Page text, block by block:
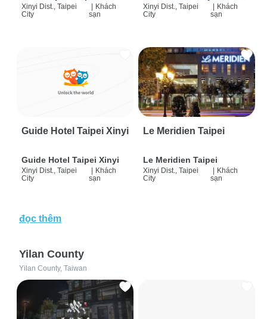
Xinyi Dist., Taipei
City
Khách
sạn
Xinyi Dist., Taipei
City
Khách
sạn
Guide Hotel Taipei Xinyi
Guide Hotel Taipei Xinyi
Xinyi Dist., Taipei
City
| Khách
sạn
Le Meridien Taipei
Le Meridien Taipei
Xinyi Dist., Taipei
City
| Khách
sạn
đọc thêm
Yilan County
Yilan County, Taiwan